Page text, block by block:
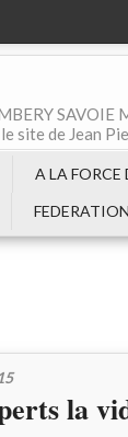
SAVOIE
site de Jean
A LA FORCE
la